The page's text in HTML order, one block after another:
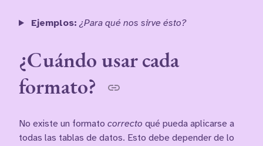
Ejemplos: ¿Para qué nos sirve ésto?
¿Cuándo usar cada
formato?
No existe un formato correcto qué pueda aplicarse a
todas las tablas de datos. Esto debe depender de lo